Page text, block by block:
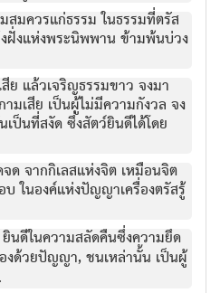
สมควรแก่ธรรม ในธรรมที่ตรัส
ฝั่งแห่งพระนิพพาน ข้ามพ้นบ่วง
ย แล้วเจริญธรรมขาว จงมา
มเสีย เป็นผู้ไม่มีความกังวล จง
ป็นที่สงัด ซึ่งสัตว์ยินดีได้โดย
จากกิเลสแห่งจิต เหมือนจิต
ในองค์แห่งปัญญาเครื่องตรัสรู้
นดีในความสลัดคืนซึ่งความยึด
งด้วยปัญญา, ชนเหล่านั้น เป็นผู้